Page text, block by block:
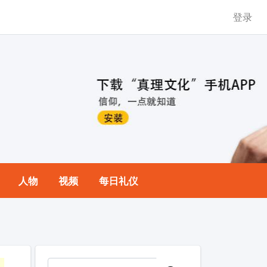
登录
人物 视频 每日礼仪